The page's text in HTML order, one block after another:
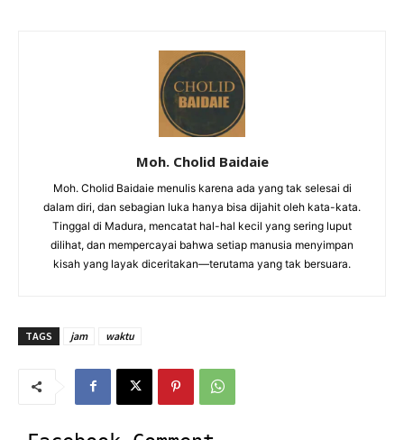
Moh. Cholid Baidaie
Moh. Cholid Baidaie menulis karena ada yang tak selesai di
dalam diri, dan sebagian luka hanya bisa dijahit oleh kata-kata.
Tinggal di Madura, mencatat hal-hal kecil yang sering luput
dilihat, dan mempercayai bahwa setiap manusia menyimpan
kisah yang layak diceritakan—terutama yang tak bersuara.
TAGS jam waktu